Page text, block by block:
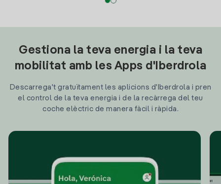
Gestiona la teva energia i la teva
mobilitat amb les Apps d'Iberdrola
Descarrega't gratuïtament les aplicions d'Iberdrola i pren
el control de la teva energia i de la recàrrega del teu
coche elèctric de manera fàcil i ràpida.